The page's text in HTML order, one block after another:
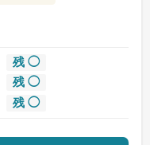
残 ◯
残 ◯
残 ◯